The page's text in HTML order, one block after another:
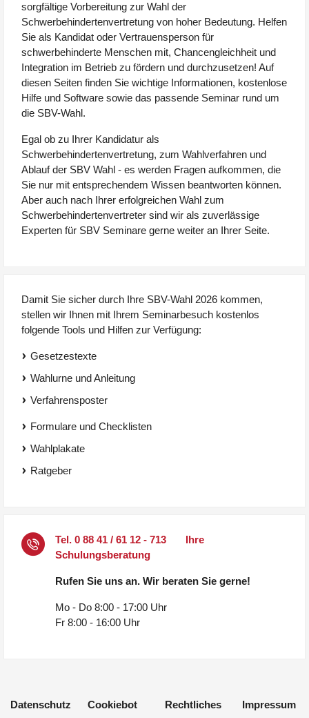
sorgfältige Vorbereitung zur Wahl der
Schwerbehindertenvertretung von hoher Bedeutung. Helfen
Sie als Kandidat oder Vertrauensperson für
schwerbehinderte Menschen mit, Chancengleichheit und
Integration im Betrieb zu fördern und durchzusetzen! Auf
diesen Seiten finden Sie wichtige Informationen, kostenlose
Hilfe und Software sowie das passende Seminar rund um
die SBV-Wahl.
Egal ob zu Ihrer Kandidatur als
Schwerbehindertenvertretung, zum Wahlverfahren und
Ablauf der SBV Wahl - es werden Fragen aufkommen, die
Sie nur mit entsprechendem Wissen beantworten können.
Aber auch nach Ihrer erfolgreichen Wahl zum
Schwerbehindertenvertreter sind wir als zuverlässige
Experten für SBV Seminare gerne weiter an Ihrer Seite.
Damit Sie sicher durch Ihre SBV-Wahl 2026 kommen,
stellen wir Ihnen mit Ihrem Seminarbesuch kostenlos
folgende Tools und Hilfen zur Verfügung:
Gesetzestexte
Wahlurne und Anleitung
Verfahrensposter
Formulare und Checklisten
Wahlplakate
Ratgeber
Tel. 0 88 41 / 61 12 - 713 Ihre
Schulungsberatung
Rufen Sie uns an. Wir beraten Sie gerne!
Mo - Do 8:00 - 17:00 Uhr
Fr 8:00 - 16:00 Uhr
Datenschutz Cookiebot Rechtliches Impressum